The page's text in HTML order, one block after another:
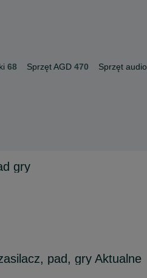
68 Sprzęt AGD 470 Sprzęt audio
gry
pad, gry Aktualne